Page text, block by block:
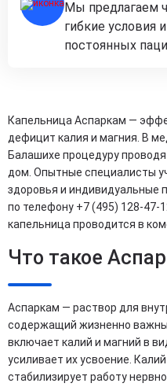
Мы предлагаем
гибкие условия
постоянных
Капельница Аспаркам —
дефицит калия и магния. В
Балашихе процедуру
дом. Опытные специалисты
здоровья и индивидуальные
по телефону +7 (495) 128-47-
капельница проводится в
Что такое
Аспаркам — раствор для
содержащий жизненно
включает калий и магний в
усиливает их усвоение.
стабилизирует работу